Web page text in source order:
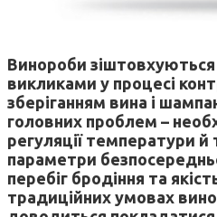
Винороби зіштовхуються
викликами у процесі
зберіганням вина і
головних проблем –
регуляції температури й
параметри
перебіг бродіння та
традиційних умовах